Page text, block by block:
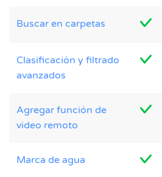
Buscar en carpetas
Clasificación y filtrado
avanzados
Agregar función de
video remoto
Marca de agua